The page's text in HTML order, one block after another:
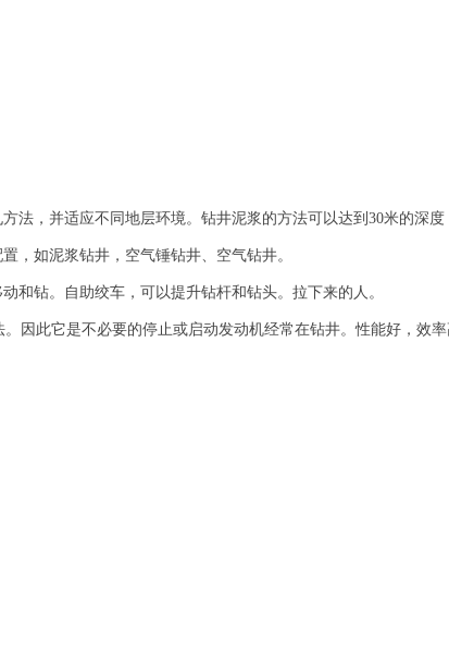
法，并适应不同地层环境。钻井泥浆的方法可以达到 30米的深度
，如泥浆钻井，空气锤钻井、空气钻井。
和钻。自助绞车，可以提升钻杆和钻头。拉下来的人。
因此它是不必要的停止或启动发动机经常在钻井。性能好，效